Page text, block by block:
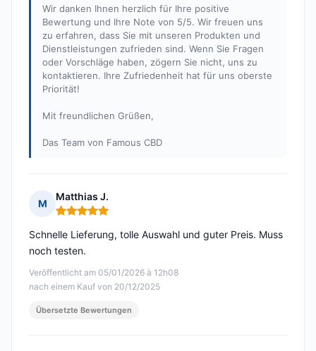
Wir danken Ihnen herzlich für Ihre positive
Bewertung und Ihre Note von 5/5. Wir freuen uns
zu erfahren, dass Sie mit unseren Produkten und
Dienstleistungen zufrieden sind. Wenn Sie Fragen
oder Vorschläge haben, zögern Sie nicht, uns zu
kontaktieren. Ihre Zufriedenheit hat für uns oberste
Priorität!
Mit freundlichen Grüßen,
Das Team von Famous CBD
M
Matthias J.
Hinweis: 5 von 5
Veröffentlicht am 05/01/2026 à 12h08
nach einem Kauf von 20/12/2025
Schnelle Lieferung, tolle Auswahl und guter Preis. Muss
noch testen.
Übersetzte Bewertungen